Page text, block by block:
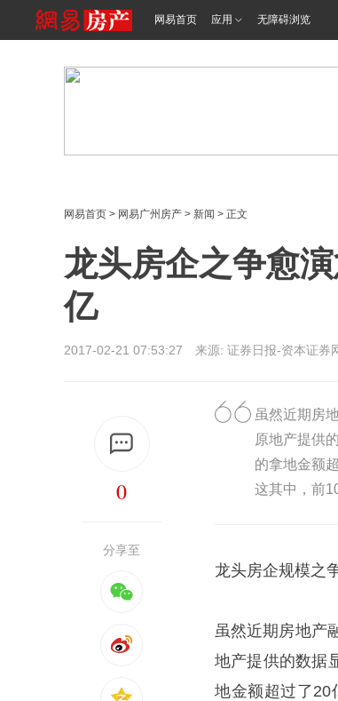
网易首页 应用 无障碍浏览
网易首页 > 网易广州房产 > 新闻 > 正文
龙头房企之争愈
亿
2017-02-21 07:53:27 来源: 证券日报-资本证券
0
分享至
虽然近期房
原地产提供
的拿地金额
这其中，前
龙头房企规模之
虽然近期房地产
地产提供的数据
地金额超过了20